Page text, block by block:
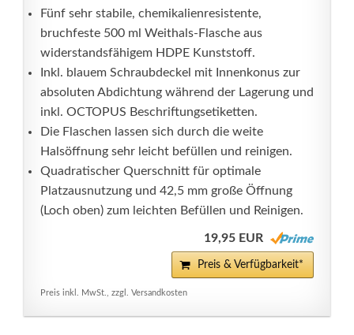
Fünf sehr stabile, chemikalienresistente,
bruchfeste 500 ml Weithals-Flasche aus
widerstandsfähigem HDPE Kunststoff.
Inkl. blauem Schraubdeckel mit Innenkonus zur
absoluten Abdichtung während der Lagerung und
inkl. OCTOPUS Beschriftungsetiketten.
Die Flaschen lassen sich durch die weite
Halsöffnung sehr leicht befüllen und reinigen.
Quadratischer Querschnitt für optimale
Platzausnutzung und 42,5 mm große Öffnung
(Loch oben) zum leichten Befüllen und Reinigen.
19,95 EUR
Preis & Verfügbarkeit*
Preis inkl. MwSt., zzgl. Versandkosten